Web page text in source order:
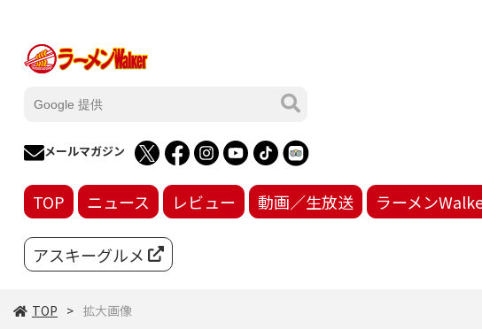
メールマガジン
TOP ニュース レビュー 動画／生放送 ラーメン
アスキーグルメ
TOP 拡大画像